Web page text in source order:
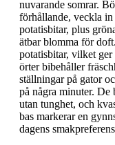
nuvarande somrar.
förhållande, veckla
potatisbitar, plus
ätbar blomma för
potatisbitar, vilket
örter bibehåller
ställningar på gator
på några minuter. De
utan tunghet, och
bas markerar en
dagens